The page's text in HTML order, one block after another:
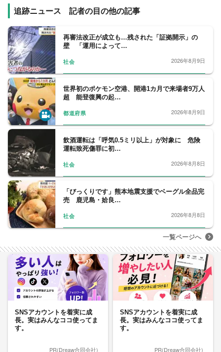
追跡ニュース 記者の目の他の記事
再審法改正が成立も…残された「証拠開示」の
壁 「運用によって…
社会 2026年8月9日
世界初のポケモン空港、開港1カ月で来場者9万人
超 能登復興の起…
都道府県 2026年8月9日
飲酒運転は「呼気0.5ミリ以上」が対象に 危険
運転致死傷罪に初…
社会 2026年8月8日
「びっくりです」熊本地震支援でベーグル全品完
売 鹿児島・姶良…
社会 2026年8月8日
一覧ページへ
SNSアカウントを着実に成
長。実はみんなココ使ってま
す。
PR(Dreaw合同会社)
SNSアカウントを着実に成
長。実はみんなココ使ってま
す。
PR(Dreaw合同会社)